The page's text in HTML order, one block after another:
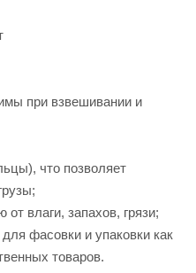
при взвешивании и
что позволяет
влаги, запахов, грязи;
фасовки и упаковки как
товаров.